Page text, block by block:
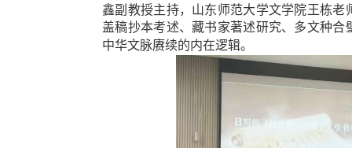
鑫副教授主持，山东师范大学文学院王栋
盖稿抄本考述、藏书家著述研究、 多文种合
中华文脉赓续的内在逻辑。